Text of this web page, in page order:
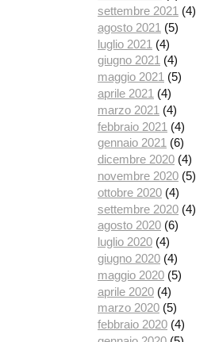
settembre 2021 (4)
agosto 2021 (5)
luglio 2021 (4)
giugno 2021 (4)
maggio 2021 (5)
aprile 2021 (4)
marzo 2021 (4)
febbraio 2021 (4)
gennaio 2021 (6)
dicembre 2020 (4)
novembre 2020 (5)
ottobre 2020 (4)
settembre 2020 (4)
agosto 2020 (6)
luglio 2020 (4)
giugno 2020 (4)
maggio 2020 (5)
aprile 2020 (4)
marzo 2020 (5)
febbraio 2020 (4)